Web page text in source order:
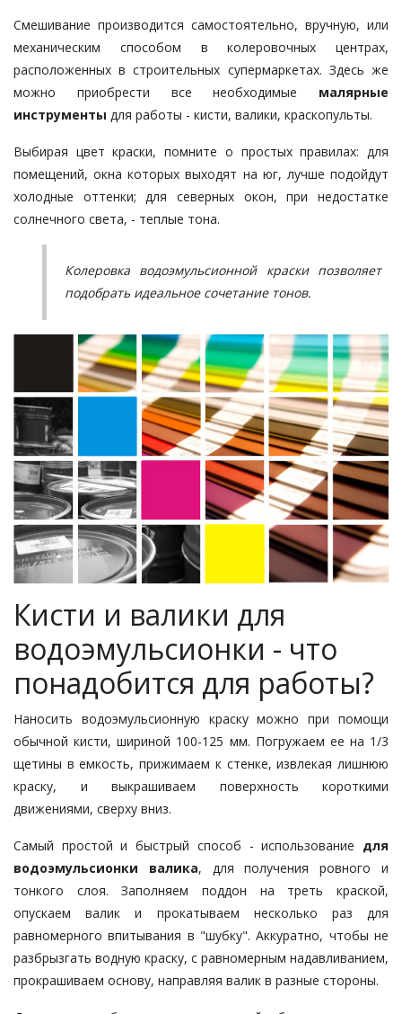
Смешивание производится самостоятельно, вручную, или
механическим способом в колеровочных центрах,
расположенных в строительных супермаркетах. Здесь же
можно приобрести все необходимые малярные
инструменты для работы - кисти, валики, краскопульты.
Выбирая цвет краски, помните о простых правилах: для
помещений, окна которых выходят на юг, лучше подойдут
холодные оттенки; для северных окон, при недостатке
солнечного света, - теплые тона.
Колеровка водоэмульсионной краски позволяет
подобрать идеальное сочетание тонов.
Кисти и валики для
водоэмульсионки - что
понадобится для работы?
Наносить водоэмульсионную краску можно при помощи
обычной кисти, шириной 100-125 мм. Погружаем ее на 1/3
щетины в емкость, прижимаем к стенке, извлекая лишнюю
краску, и выкрашиваем поверхность короткими
движениями, сверху вниз.
Самый простой и быстрый способ - использование для
водоэмульсионки валика, для получения ровного и
тонкого слоя. Заполняем поддон на треть краской,
опускаем валик и прокатываем несколько раз для
равномерного впитывания в "шубку". Аккуратно, чтобы не
разбрызгать водную краску, с равномерным надавливанием,
прокрашиваем основу, направляя валик в разные стороны.